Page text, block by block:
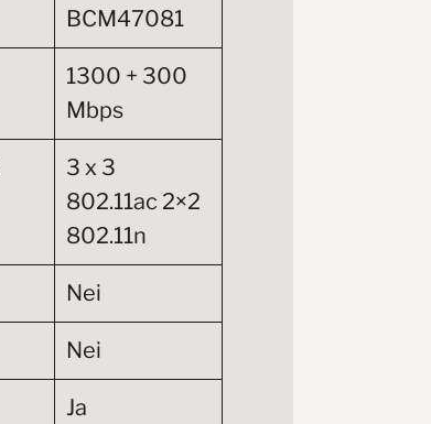
BCM47081
1300 + 300
Mbps
3 x 3
802.11ac 2×2
802.11n
Nei
Nei
Ja